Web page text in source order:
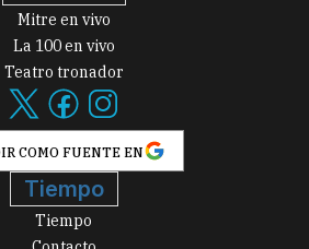
Mitre en vivo
La 100 en vivo
Teatro tronador
COMO FUENTE EN
Tiempo
Tiempo